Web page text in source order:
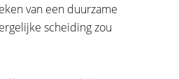
van een duurzame
scheiding zou